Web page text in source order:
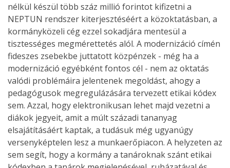
nélkül készül több száz millió forintot kifizetni a
NEPTUN rendszer kiterjesztéséért a közoktatásban, a
kormányközeli cég ezzel sokadjára mentesül a
tisztességes megmérettetés alól. A modernizáció címén
fideszes zsebekbe juttatott közpénzek - még ha a
modernizáció egyébként fontos cél - nem az oktatás
valódi problémáira jelentenek megoldást, ahogy a
pedagógusok megregulázására tervezett etikai kódex
sem. Azzal, hogy elektronikusan lehet majd vezetni a
diákok jegyeit, amit a múlt századi tananyag
elsajátításáért kaptak, a tudásuk még ugyanúgy
versenyképtelen lesz a munkaerőpiacon. A helyzeten az
sem segít, hogy a kormány a tanároknak szánt etikai